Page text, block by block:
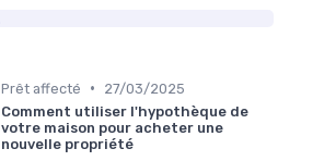
Prêt affecté •
27/03/2025
Comment utiliser l'hypothèque de
votre maison pour acheter une
nouvelle propriété